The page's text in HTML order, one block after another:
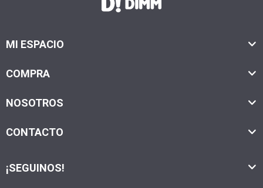
MI ESPACIO
COMPRA
NOSOTROS
CONTACTO
¡SEGUINOS!